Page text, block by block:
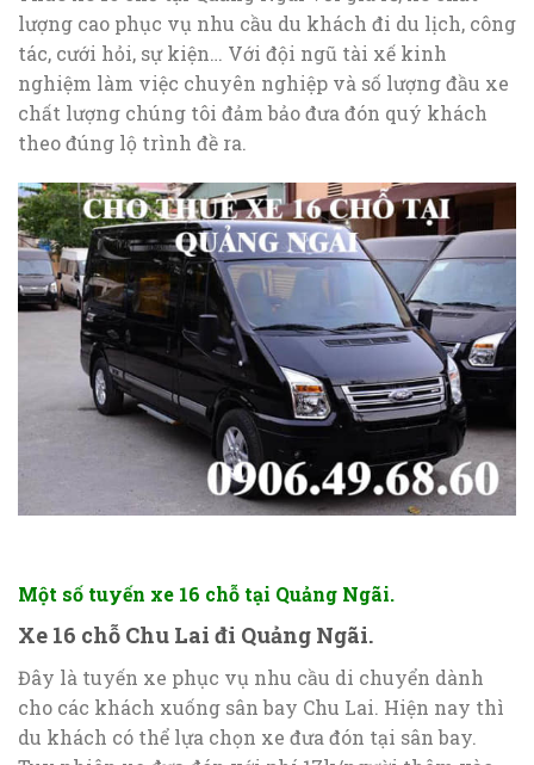
lượng cao phục vụ nhu cầu du khách đi du lịch, công
tác, cưới hỏi, sự kiện… Với đội ngũ tài xế kinh
nghiệm làm việc chuyên nghiệp và số lượng đầu xe
chất lượng chúng tôi đảm bảo đưa đón quý khách
theo đúng lộ trình đề ra.
Một số tuyến xe 16 chỗ tại Quảng Ngãi.
Xe 16 chỗ Chu Lai đi Quảng Ngãi.
Đây là tuyến xe phục vụ nhu cầu di chuyển dành
cho các khách xuống sân bay Chu Lai. Hiện nay thì
du khách có thể lựa chọn xe đưa đón tại sân bay.